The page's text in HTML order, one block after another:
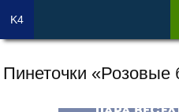
Пинеточки «Розовые
K4